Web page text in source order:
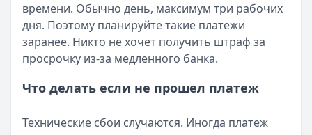
времени. Обычно день, максимум три рабочих
дня. Поэтому планируйте такие платежи
заранее. Никто не хочет получить штраф за
просрочку из-за медленного банка.
Что делать если не прошел платеж
Технические сбои случаются. Иногда платеж